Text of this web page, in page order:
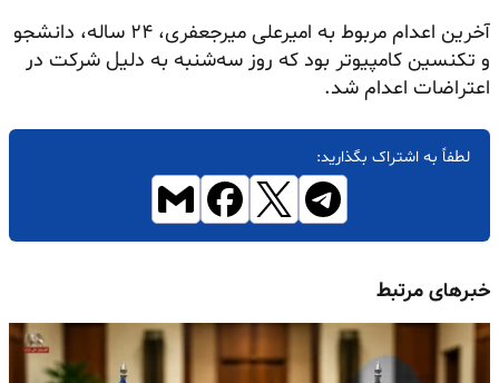
آخرین اعدام مربوط به امیرعلی میرجعفری، ۲۴ ساله، دانشجو
و تکنسین کامپیوتر بود که روز سه‌شنبه به دلیل شرکت در
اعتراضات اعدام شد.
لطفاً به اشتراک بگذارید:
خبرهای مرتبط